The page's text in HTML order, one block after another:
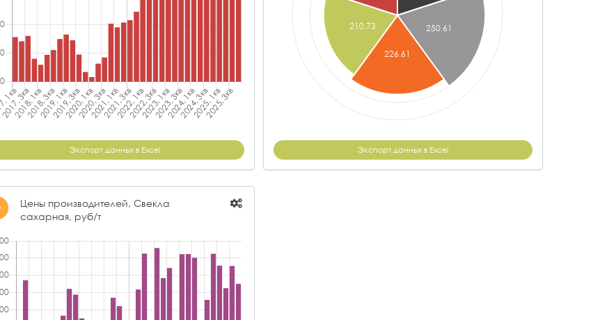
Экспорт данных в Excel Экспорт данных в Excel
Цены производителей, Свекла
сахарная, руб/т